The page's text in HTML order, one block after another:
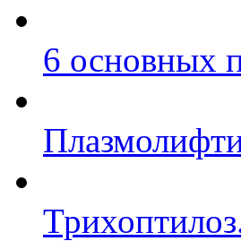
6 основных